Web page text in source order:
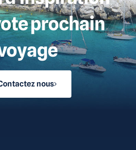
prochain
nous